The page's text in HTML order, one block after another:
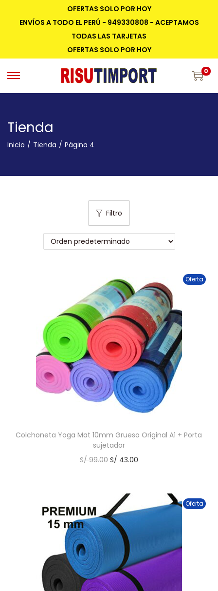
OFERTAS SOLO POR HOY
ENVÍOS A TODO EL PERÚ - 949330808 - ACEPTAMOS
TODAS LAS TARJETAS
OFERTAS SOLO POR HOY
0
Tienda
Inicio / Tienda / Página 4
Filtro
Oferta
Colchoneta Yoga Mat 10mm Grueso Original A1 + Porta
sujetador
S/99.00 S/ 43.00
Oferta